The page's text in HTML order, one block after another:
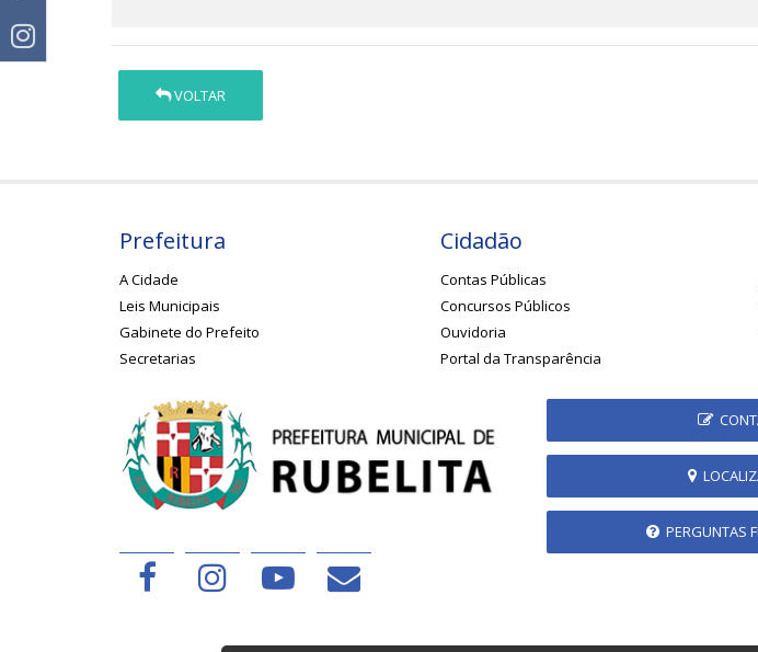
VOLTAR
Prefeitura
A Cidade
Leis Municipais
Gabinete do Prefeito
Secretarias
Cidadão
Contas Públicas
Concursos Públicos
Ouvidoria
Portal da Transparência
PERGUNTAS